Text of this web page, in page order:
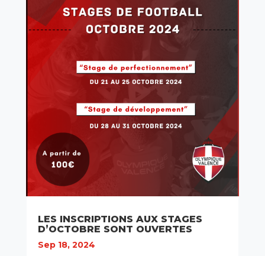
LES INSCRIPTIONS AUX STAGES
D’OCTOBRE SONT OUVERTES
Sep 18, 2024